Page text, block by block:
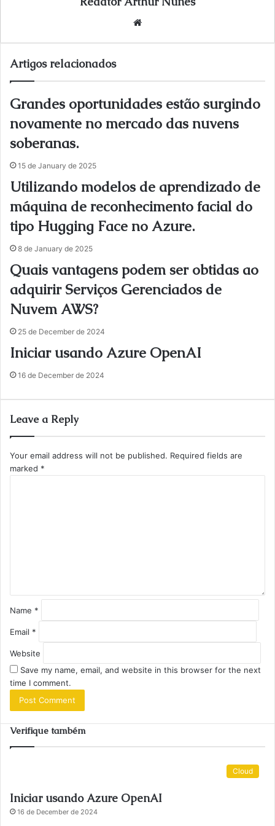
Artigos relacionados
Grandes oportunidades estão surgindo
novamente no mercado das nuvens
soberanas.
15 de January de 2025
Utilizando modelos de aprendizado de
máquina de reconhecimento facial do
tipo Hugging Face no Azure.
8 de January de 2025
Quais vantagens podem ser obtidas ao
adquirir Serviços Gerenciados de
Nuvem AWS?
25 de December de 2024
Iniciar usando Azure OpenAI
16 de December de 2024
Leave a Reply
Your email address will not be published. Required fields are
marked *
Name *
Email *
Website
Save my name, email, and website in this browser for the next
time I comment.
Verifique também
Cloud
Iniciar usando Azure OpenAI
16 de December de 2024